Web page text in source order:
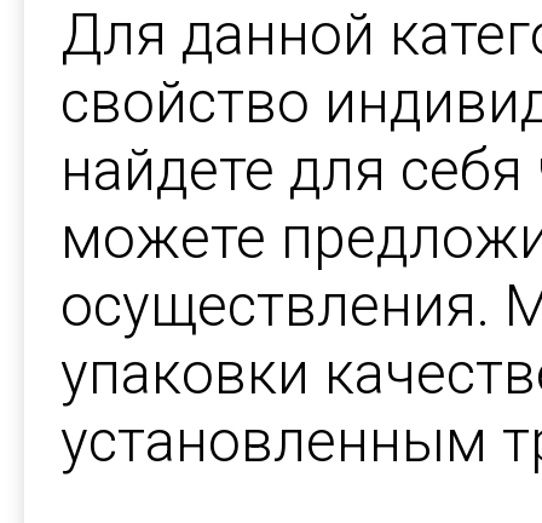
Для данной
свойство
найдете для
можете
осуществления.
упаковки
установленным